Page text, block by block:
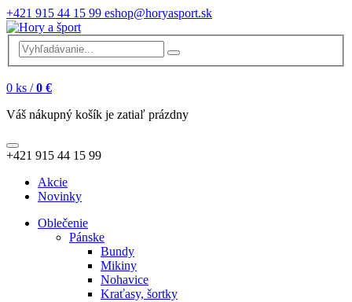
+421 915 44 15 99 eshop@horyasport.sk
0 ks / 0 €
Váš nákupný košík je zatiaľ prázdny
+421 915 44 15 99
Akcie
Novinky
Oblečenie
Pánske
Bundy
Mikiny
Nohavice
Kraťasy, šortky